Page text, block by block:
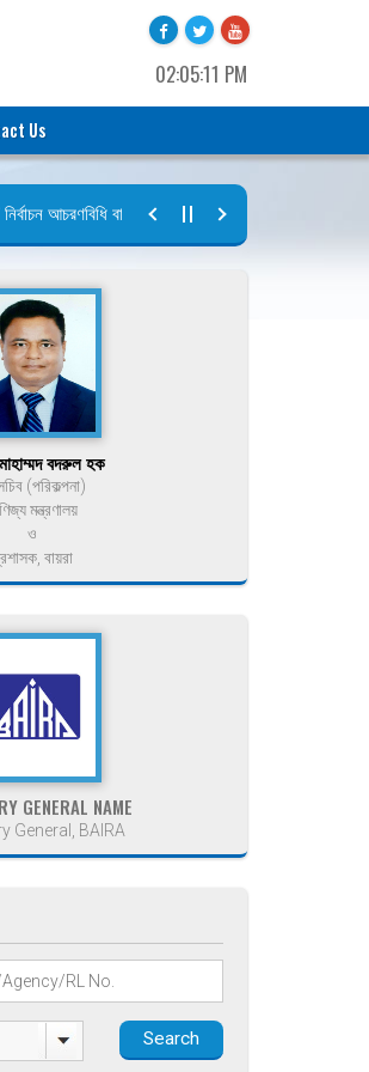
02:05:11 PM
Us
আচরণবিধি বায়রা ২০২৬-২০২৮
বদরুল হক
(পরিকল্পনা)
মন্ত্রণালয়
ও
বায়রা
GENERAL NAME
General, BAIRA
Search